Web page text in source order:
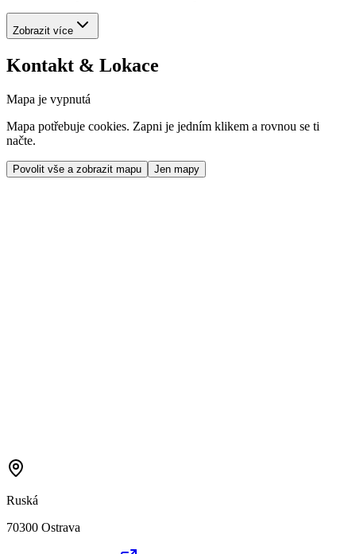
Zobrazit více
Kontakt & Lokace
Mapa je vypnutá
Mapa potřebuje cookies. Zapni je jedním klikem a rovnou se ti
načte.
Povolit vše a zobrazit mapu Jen mapy
Ruská
70300 Ostrava